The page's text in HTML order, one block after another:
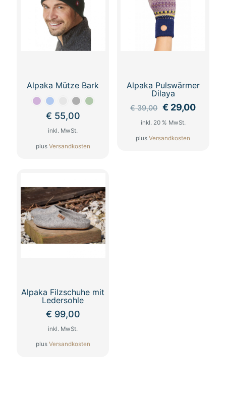
Alpaka Mütze Bark
€ 55,00
inkl. MwSt.
plus Versandkosten
mehrere
Varianten
auf.
Die
Optionen
können
auf
Alpaka Pulswärmer
Dilaya
€39,00
war:
€ 39,00
€ 29,00
inkl. 20 % MwSt.
plusVersandkosten
Alpaka Filzschuhe mit
Ledersohle
€ 99,00
inkl. MwSt.
plus Versandkosten